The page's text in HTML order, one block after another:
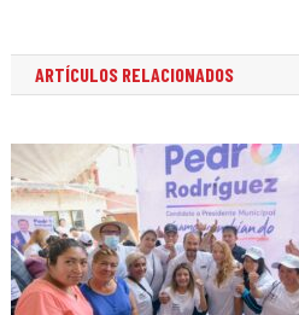
ARTÍCULOS RELACIONADOS